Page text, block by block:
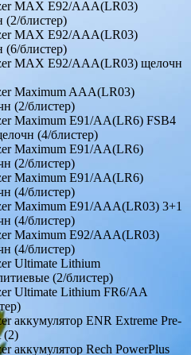
MAX E92/AAA(LR03)
(2/блистер)
MAX E92/AAA(LR03)
(6/блистер)
MAX E92/AAA(LR03) щелочн
Maximum AAA(LR03)
(2/блистер)
Maximum E91/AA(LR6) FSB4
(4/блистер)
Maximum E91/AA(LR6)
(2/блистер)
Maximum E91/AA(LR6)
(4/блистер)
Maximum E91/AAА(LR03) 3+1
(4/блистер)
Maximum E92/AAA(LR03)
(4/блистер)
Ultimate Lithium
(2/блистер)
Ultimate Lithium FR6/AA
аккумулятор ENR Extreme Pre-
(2)
аккумулятор Rech PowerPlus